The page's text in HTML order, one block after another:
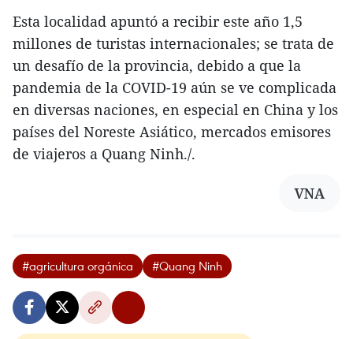
Esta localidad apuntó a recibir este año 1,5
millones de turistas internacionales; se trata de
un desafío de la provincia, debido a que la
pandemia de la COVID-19 aún se ve complicada
en diversas naciones, en especial en China y los
países del Noreste Asiático, mercados emisores
de viajeros a Quang Ninh./.
VNA
#agricultura orgánica #Quang Ninh